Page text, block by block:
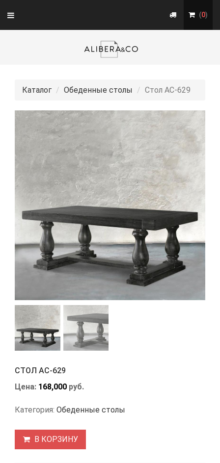
Toggle
navigation
(0)
Каталог Обеденные столы Стол АС-629
СТОЛ АС-629
Цена: 168,000 руб.
Категория: Обеденные столы
В КОРЗИНУ